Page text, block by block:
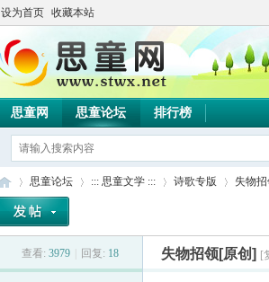
设为首页 收藏本站
思童网 思童论坛 排行榜
思童论坛 ::: 思童文学 ::: 诗歌专版
›
失物
查看: 3979 回复: 18 失物招领[原创] [